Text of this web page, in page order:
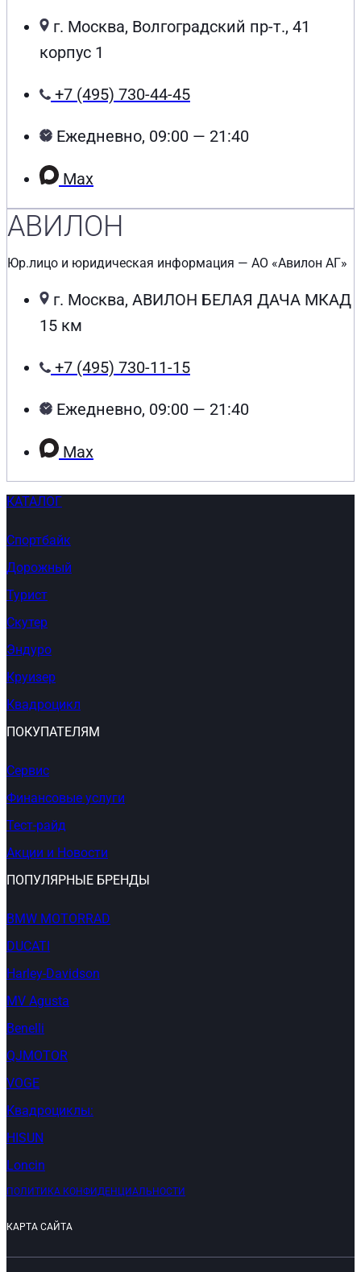
г. Москва, Волгоградский пр-т., 41
корпус 1
+7 (495) 730-44-45
Ежедневно, 09:00 — 21:40
Max
АВИЛОН
Юр.лицо и юридическая информация — АО «Авилон АГ»
г. Москва, АВИЛОН БЕЛАЯ ДАЧА МКАД
15 км
+7 (495) 730-11-15
Ежедневно, 09:00 — 21:40
Max
КАТАЛОГ
Спортбайк
Дорожный
Турист
Скутер
Эндуро
Круизер
Квадроцикл
ПОКУПАТЕЛЯМ
Сервис
Финансовые услуги
Тест-райд
Акции и Новости
ПОПУЛЯРНЫЕ БРЕНДЫ
BMW MOTORRAD
DUCATI
Harley-Davidson
MV Agusta
Benelli
QJMOTOR
VOGE
Квадроциклы:
HISUN
Loncin
ПОЛИТИКА КОНФИДЕНЦИАЛЬНОСТИ
КАРТА САЙТА